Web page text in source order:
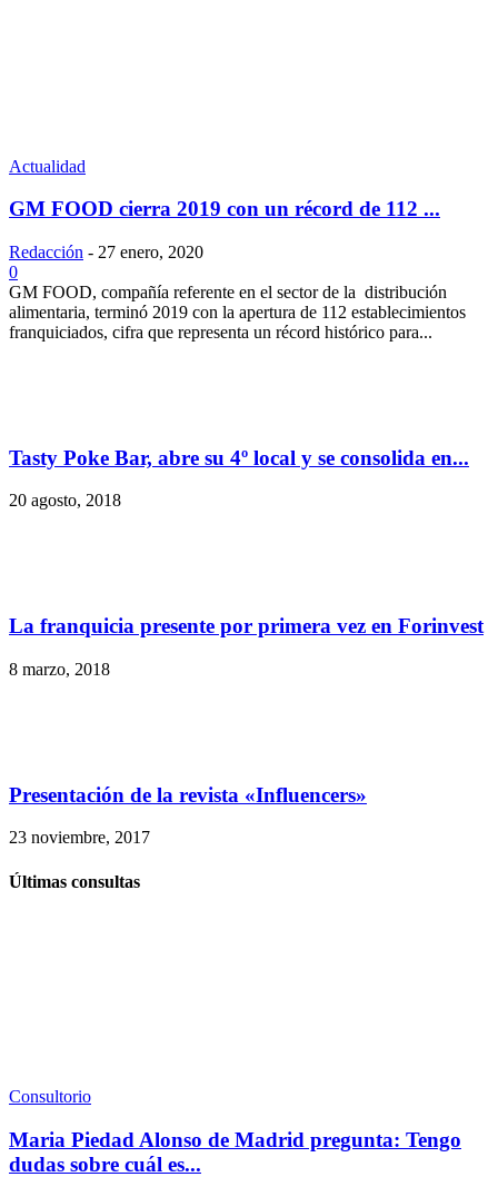
Actualidad
GM FOOD cierra 2019 con un récord de 112 ...
Redacción - 27 enero, 2020
0
GM FOOD, compañía referente en el sector de la distribución
alimentaria, terminó 2019 con la apertura de 112 establecimientos
franquiciados, cifra que representa un récord histórico para...
Tasty Poke Bar, abre su 4º local y se consolida en...
20 agosto, 2018
La franquicia presente por primera vez en Forinvest
8 marzo, 2018
Presentación de la revista «Influencers»
23 noviembre, 2017
Últimas consultas
Consultorio
Maria Piedad Alonso de Madrid pregunta: Tengo
dudas sobre cuál es...